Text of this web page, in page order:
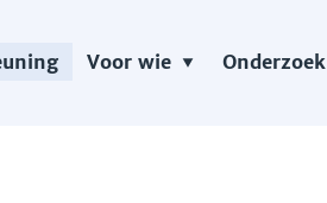
Voor wie Onderzoek